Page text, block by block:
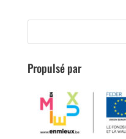
Propulsé par